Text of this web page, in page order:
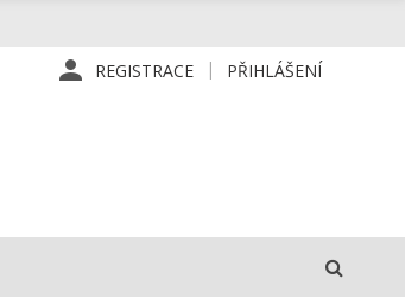
REGISTRACE PŘIHLÁŠENÍ